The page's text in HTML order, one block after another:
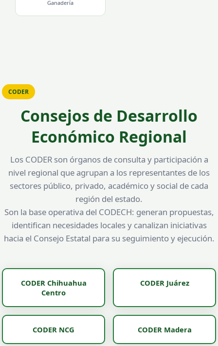
Ganadería
CODER
Consejos de Desarrollo
Económico Regional
Los CODER son órganos de consulta y participación a
nivel regional que agrupan a los representantes de los
sectores público, privado, académico y social de cada
región del estado.
Son la base operativa del CODECH: generan propuestas,
identifican necesidades locales y canalizan iniciativas
hacia el Consejo Estatal para su seguimiento y ejecución.
CODER Chihuahua
Centro
CODER Juárez
CODER NCG CODER Madera